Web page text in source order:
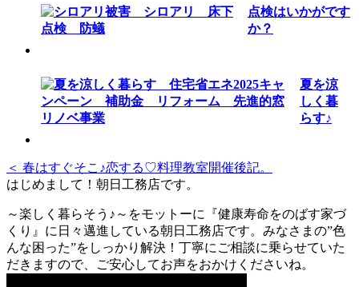
点検はいかがです
か？
夏を涼
しく暮
らす♪
＜ 春はすぐそこ♪恋する♡料理教室開催後記。
はじめまして！朝日工務店です。
～楽しく暮らそう♪～をモットーに『健康寿命をのばす家づ
くり』に日々邁進している朝日工務店です。みなさまの”色
んな困った”をしっかり解決！丁寧にご相談に乗らせていた
だきますので、ご安心してお声をおかけくださいね。